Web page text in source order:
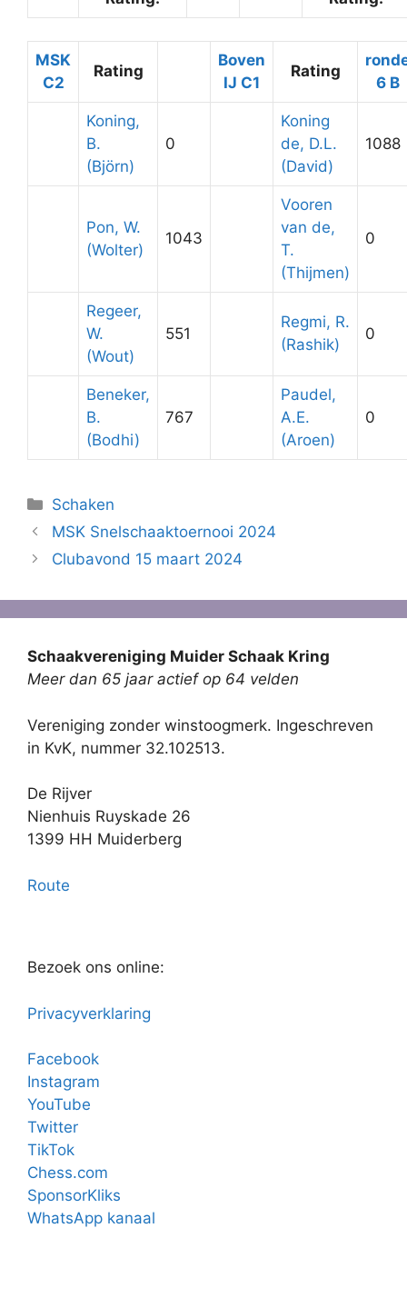
MSK
C2
Rating
Boven
IJ C1
Rating
6 B
Koning,
B.
(Björn)
0
Koning
de, D.L.
(David)
1088
Pon, W.
(Wolter)
1043
Vooren
van de,
T.
(Thijmen)
0
Regeer,
W.
(Wout)
551
Regmi, R.
(Rashik)
0
Beneker,
B.
(Bodhi)
767
Paudel,
A.E.
(Aroen)
0
Categorieën
Schaken
MSK Snelschaaktoernooi 2024
Clubavond 15 maart 2024
Schaakvereniging Muider Schaak Kring
Meer dan 65 jaar actief op 64 velden
Vereniging zonder winstoogmerk. Ingeschreven
in KvK, nummer 32.102513.
De Rijver
Nienhuis Ruyskade 26
1399 HH Muiderberg
Route
Bezoek ons online:
Privacyverklaring
Facebook
Instagram
YouTube
Twitter
TikTok
Chess.com
SponsorKliks
WhatsApp kanaal